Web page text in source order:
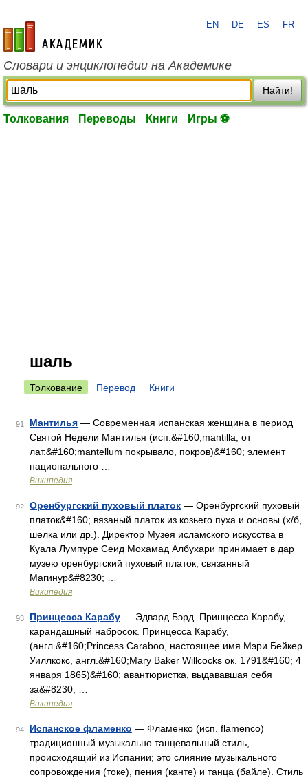
academic.ru
EN DE ES FR
Словари и энциклопедии на Академике
Найти!
Толкования Переводы Книги Игры ⚽
шаль
Толкование Перевод Книги
91 Мантилья — Современная испанская женщина в период
Святой Недели Мантилья (исп.&#160;mantilla, от
лат.&#160;mantellum покрывало, покров)&#160; элемент
национального …
Википедия
92 Оренбургский пуховый платок — Оренбургский пуховый
платок&#160; вязаный платок из козьего пуха и основы (х/б,
шелка или др.). Директор Музея исламского искусства в
Куала Лумпуре Сеид Мохамад Албухари принимает в дар
музею оренбургский пуховый платок, связанный
Магинур&#8230; …
Википедия
93 Принцесса Карабу — Эдвард Бэрд. Принцесса Карабу,
карандашный набросок. Принцесса Карабу,
(англ.&#160;Princess Caraboo, настоящее имя Мэри Бейкер
Уиллкокс, англ.&#160;Mary Baker Willcocks ок. 1791&#160; 4
января 1865)&#160; авантюристка, выдававшая себя
за&#8230; …
Википедия
94 Испанское фламенко — Фламенко (исп. flamenco)
традиционный музыкально танцевальный стиль,
происходящий из Испании; это слияние музыкального
сопровождения (токе), пения (канте) и танца (байле). Стиль